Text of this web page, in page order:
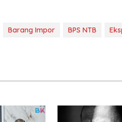
Barang Impor BPS NTB